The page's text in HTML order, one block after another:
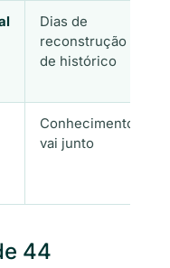
Dias de
reconstrução
de histórico
Conhecimento
vai junto
44